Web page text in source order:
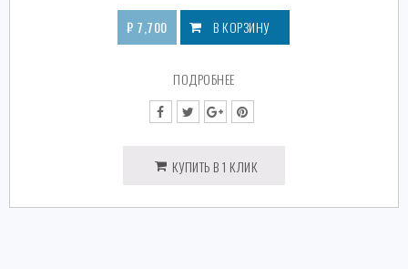
₽ 7,700 В КОРЗИНУ
ПОДРОБНЕЕ
КУПИТЬ В 1 КЛИК